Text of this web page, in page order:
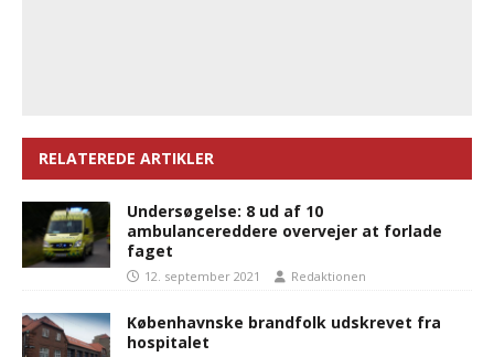
RELATEREDE ARTIKLER
Undersøgelse: 8 ud af 10
ambulancereddere overvejer at forlade
faget
12. september 2021 Redaktionen
Københavnske brandfolk udskrevet fra
hospitalet